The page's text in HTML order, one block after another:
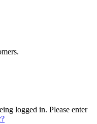
logged in. Please enter